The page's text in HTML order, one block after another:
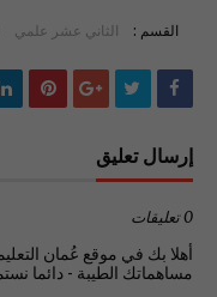
القسم : الثاني عشر علمي
إرسال تعليق
0 تعليقات
أهلا بك في موقع عُمان
مساهماتك الطيبة - دائما